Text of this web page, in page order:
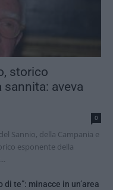
storico
aveva
0
Sannio, della Campania e
esponente della
te”: minacce in un’area